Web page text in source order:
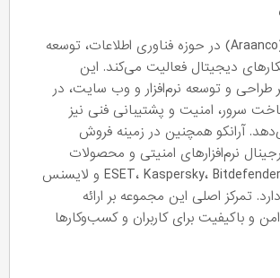
مجموعه آرانکو (Araanco) در حوزه فناوری اطلاعات، توسعه
دیجیتال فعالیت می‌کند. این
طراحی و توسعه نرم‌افزار و وب سایت، در
سرور، امنیت و پشتیبانی فنی نیز
آرانکو همچنین در زمینه فروش
نرم‌افزارهای امنیتی و محصولات
دیجیتال مانند ESET، Kaspersky، Bitdefender و لایسنس
تمرکز اصلی این مجموعه بر ارائه
و باکیفیت برای کاربران و کسب‌وکارها